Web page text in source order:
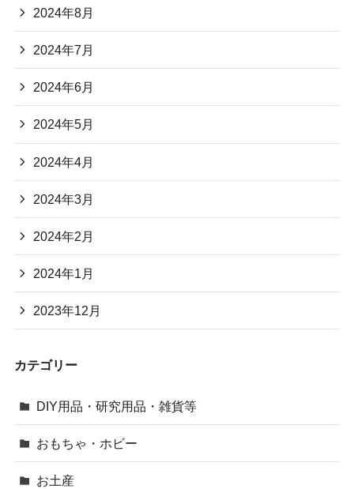
2024年8月
2024年7月
2024年6月
2024年5月
2024年4月
2024年3月
2024年2月
2024年1月
2023年12月
カテゴリー
DIY用品・研究用品・雑貨等
おもちゃ・ホビー
お土産